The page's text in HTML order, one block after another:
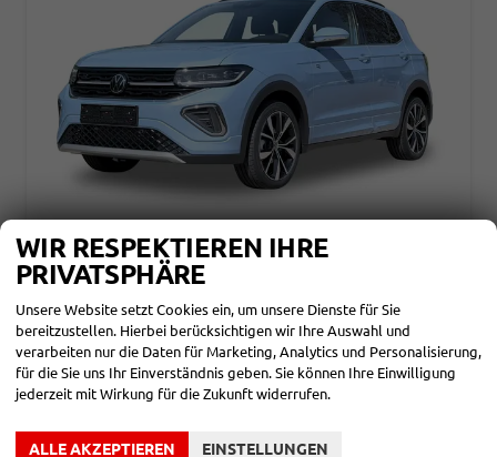
VOLKSWAGEN T-CROSS
unverbindliche Lieferzeit: ca. 4-5 Monate Neuwagen
Leistung 85 kW (116 PS)
23.690,– € DETAILS
Verbrauch kombiniert:
5,60 l/100km
WIR RESPEKTIEREN IHRE
PRIVATSPHÄRE
Unsere Website setzt Cookies ein, um unsere Dienste für Sie
bereitzustellen. Hierbei berücksichtigen wir Ihre Auswahl und
verarbeiten nur die Daten für Marketing, Analytics und Personalisierung,
für die Sie uns Ihr Einverständnis geben. Sie können Ihre Einwilligung
jederzeit mit Wirkung für die Zukunft widerrufen.
ALLE AKZEPTIEREN EINSTELLUNGEN